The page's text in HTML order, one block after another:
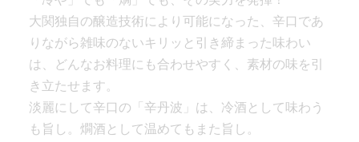
大関独自の醸造技術により可能になった、辛口であ
りながら雑味のないキリッと引き締まった味わい
は、どんなお料理にも合わせやすく、素材の味を引
き立たせます。
淡麗にして辛口の「辛丹波」は、冷酒として味わう
も旨し。燗酒として温めてもまた旨し。